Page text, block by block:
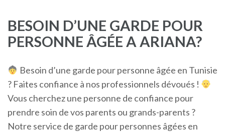
BESOIN D’UNE GARDE POUR
PERSONNE ÂGÉE A ARIANA?
Besoin d’une garde pour personne âgée en Tunisie
? Faites confiance à nos professionnels dévoués !
Vous cherchez une personne de confiance pour
prendre soin de vos parents ou grands-parents ?
Notre service de garde pour personnes âgées en